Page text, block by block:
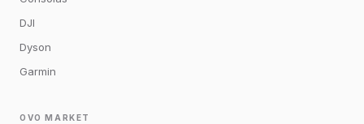
DJI
Dyson
Garmin
OVO MARKET